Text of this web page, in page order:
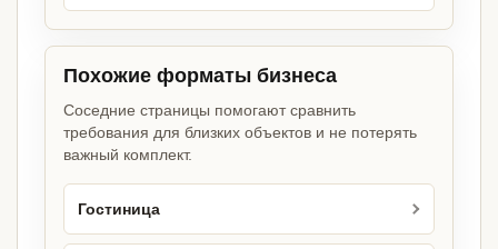
Похожие форматы бизнеса
Соседние страницы помогают сравнить
требования для близких объектов и не потерять
важный комплект.
Гостиница